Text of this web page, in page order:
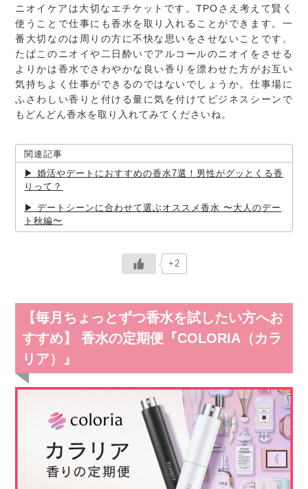
ニオイケアは大切なエチケットです。TPOさえ考えて賢く
使うことで仕事にも香水を取り入れることができます。一
番大切なのは周りの方に不快な思いをさせないことです。
たばこのニオイや二日酔いでアルコールのニオイをさせる
よりかは香水でさわやかな良い香りを漂わせた方がお互い
気持ちよく仕事ができるのではないでしょうか。仕事場に
ふさわしい香りと付ける量に気を付けてビジネスシーンで
もどんどん香水を取り入れてみてくださいね。
関連記事
婚活やデートにおすすめの香水7選！男性がグッとくる香
りって？
デートシーンに合わせて選ぶオススメ香水 〜大人のデー
ト秋編〜
+2
【毎月ちょっとずつ香水を試したい方へお
すすめ】 香水の定期便『COLORIA（カラ
リア）』